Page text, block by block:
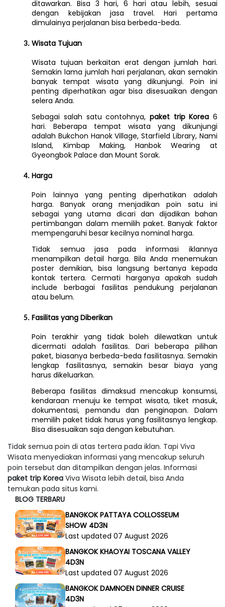
ditawarkan. Bisa 3 hari, 6 hari atau lebih, sesuai
dengan kebijakan jasa travel. Hari pertama
dimulainya perjalanan bisa berbeda-beda.
Wisata Tujuan
Wisata tujuan berkaitan erat dengan jumlah hari.
Semakin lama jumlah hari perjalanan, akan semakin
banyak tempat wisata yang dikunjungi. Poin ini
penting diperhatikan agar bisa disesuaikan dengan
selera Anda.
Sebagai salah satu contohnya, paket trip Korea 6
hari. Beberapa tempat wisata yang dikunjungi
adalah Bukchon Hanok Village, Starfield Library, Nami
Island, Kimbap Making, Hanbok Wearing at
Gyeongbok Palace dan Mount Sorak.
Harga
Poin lainnya yang penting diperhatikan adalah
harga. Banyak orang menjadikan poin satu ini
sebagai yang utama dicari dan dijadikan bahan
pertimbangan dalam memilih paket. Banyak faktor
mempengaruhi besar kecilnya nominal harga.
Tidak semua jasa pada informasi iklannya
menampilkan detail harga. Bila Anda menemukan
poster demikian, bisa langsung bertanya kepada
kontak tertera. Cermati harganya apakah sudah
include berbagai fasilitas pendukung perjalanan
atau belum.
Fasilitas yang Diberikan
Poin terakhir yang tidak boleh dilewatkan untuk
dicermati adalah fasilitas. Dari beberapa pilihan
paket, biasanya berbeda-beda fasilitasnya. Semakin
lengkap fasilitasnya, semakin besar biaya yang
harus dikeluarkan.
Beberapa fasilitas dimaksud mencakup konsumsi,
kendaraan menuju ke tempat wisata, tiket masuk,
dokumentasi, pemandu dan penginapan. Dalam
memilih paket tidak harus yang fasilitasnya lengkap.
Bisa disesuaikan saja dengan kebutuhan.
Tidak semua poin di atas tertera pada iklan. Tapi Viva
Wisata menyediakan informasi yang mencakup seluruh
poin tersebut dan ditampilkan dengan jelas. Informasi
paket trip KoreaViva Wisata lebih detail, bisa Anda
temukan pada situs kami.
BLOG TERBARU
BANGKOK PATTAYA COLLOSSEUM
SHOW 4D3N
Last updated 07 August 2026
BANGKOK KHAOYAI TOSCANA VALLEY
4D3N
Last updated 07 August 2026
BANGKOK DAMNOEN DINNER CRUISE
4D3N